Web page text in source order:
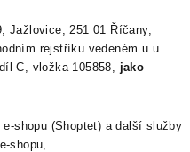
Jažlovice, 251 01 Říčany,
rejstříku vedeném u u
C, vložka 105858, jako
shopu (Shoptet) a další služby
shopu,